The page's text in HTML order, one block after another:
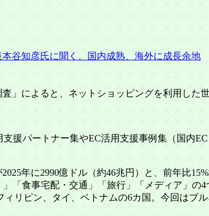
谷知彦氏に聞く、国内成熟、海外に成長余地
」によると、ネットショッピングを利用し
援パートナー集やEC活用支援事例集（国内EC
年に2990億ドル（約46兆円）と、前年比
「食事宅配・交通」「旅行」「メディア」の
リピン、タイ、ベトナムの6カ国。今回はブ